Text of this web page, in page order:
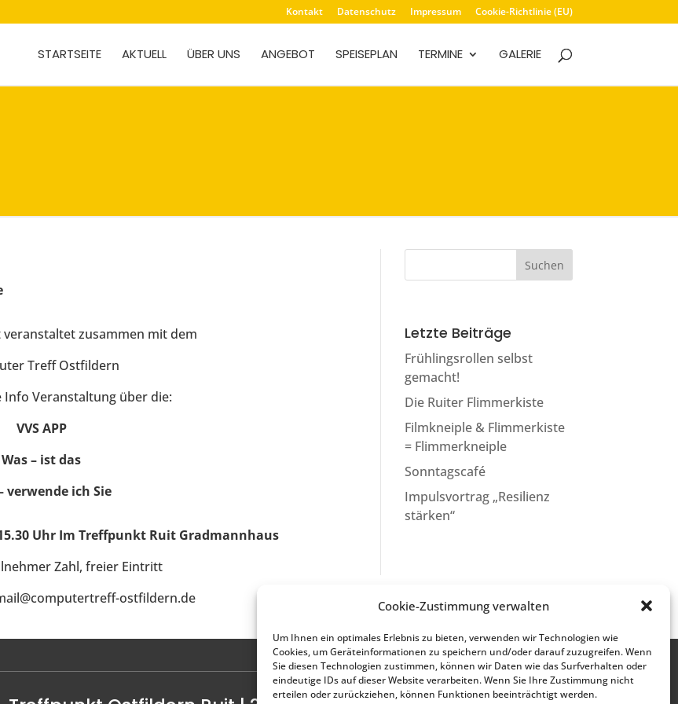
Cookie-Zustimmung verwalten
Um Ihnen ein optimales Erlebnis zu bieten, verwenden wir Technologien wie
Cookies, um Geräteinformationen zu speichern und/oder darauf zuzugreifen. Wenn
Sie diesen Technologien zustimmen, können wir Daten wie das Surfverhalten oder
eindeutige IDs auf dieser Website verarbeiten. Wenn Sie Ihre Zustimmung nicht
erteilen oder zurückziehen, können Funktionen beeinträchtigt werden.
Kontakt Datenschutz Impressum Cookie-Richtlinie (EU)
STARTSEITE AKTUELL ÜBER UNS ANGEBOT SPEISEPLAN TERMINE GALERIE
zusammen mit dem
Treff Ostfildern
Info Veranstaltung über die:
VVS APP
Was – ist das
verwende ich Sie
Uhr Im Treffpunkt Ruit Gradmannhaus
Zahl, freier Eintritt
ostfildern.de
Letzte Beiträge
Frühlingsrollen selbst
gemacht!
Die Ruiter Flimmerkiste
Filmkneiple & Flimmerkiste
= Flimmerkneiple
Sonntagscafé
Impulsvortrag „Resilienz
stärken“